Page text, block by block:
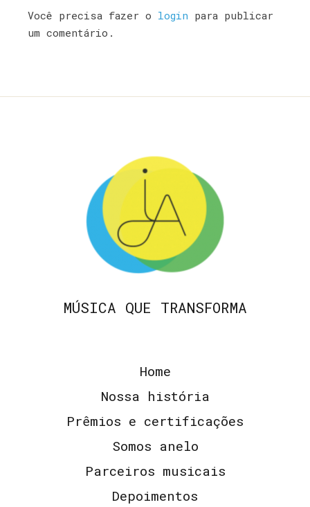
Você precisa fazer o login para publicar
um comentário.
MÚSICA QUE TRANSFORMA
Home
Nossa história
Prêmios e certificações
Somos anelo
Parceiros musicais
Depoimentos